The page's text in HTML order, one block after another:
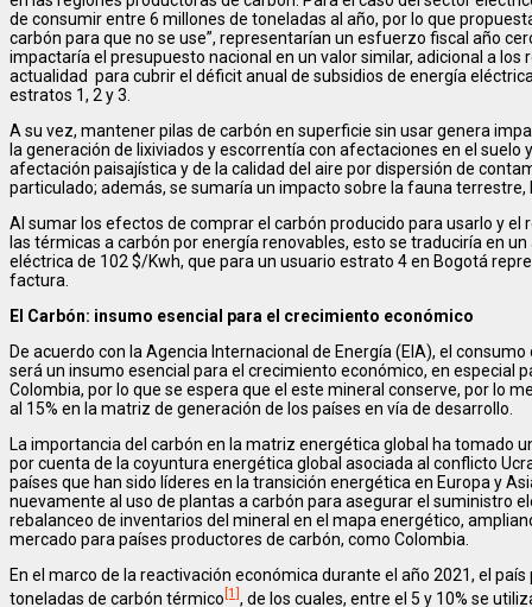
de consumir entre 6 millones de toneladas al año, por lo que
carbón para que no se use”, representarían un esfuerzo fiscal año
impactaría el presupuesto nacional en un valor similar, adicional a los
actualidad para cubrir el déficit anual de subsidios de energía
estratos 1, 2 y 3.
A su vez, mantener pilas de carbón en superficie sin usar genera
la generación de lixiviados y escorrentía con afectaciones en el suelo
afectación paisajística y de la calidad del aire por dispersión de
particulado; además, se sumaría un impacto sobre la fauna
Al sumar los efectos de comprar el carbón producido para usarlo y el
las térmicas a carbón por energía renovables, esto se traduciría en
eléctrica de 102 $/Kwh, que para un usuario estrato 4 en Bogotá
factura.
El Carbón: insumo esencial para el crecimiento económico
De acuerdo con la Agencia Internacional de Energía (EIA), el
será un insumo esencial para el crecimiento económico, en especial
Colombia, por lo que se espera que el este mineral conserve, por lo
al 15% en la matriz de generación de los países en vía de desarrollo.
La importancia del carbón en la matriz energética global ha tomado
por cuenta de la coyuntura energética global asociada al conflicto
países que han sido líderes en la transición energética en Europa y
nuevamente al uso de plantas a carbón para asegurar el suministro
rebalanceo de inventarios del mineral en el mapa energético,
mercado para países productores de carbón, como Colombia.
En el marco de la reactivación económica durante el año 2021, el
toneladas de carbón térmico [1], de los cuales, entre el 5 y 10% se